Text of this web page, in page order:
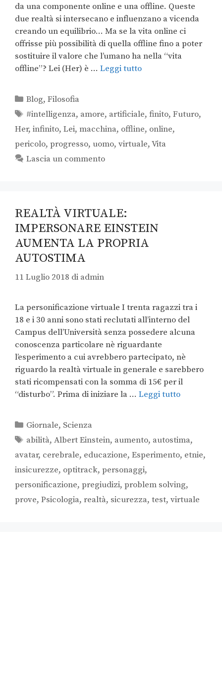
da una componente online e una offline. Queste
due realtà si intersecano e influenzano a vicenda
creando un equilibrio… Ma se la vita online ci
offrisse più possibilità di quella offline fino a poter
sostituire il valore che l’umano ha nella “vita
offline”? Lei (Her) è … Leggi tutto
Blog,Filosofia
#intelligenza, amore, artificiale,finito,Futuro,
Her, infinito, Lei, macchina, offline, online,
pericolo, progresso, uomo, virtuale,Vita
Lascia un commento
REALTÀ VIRTUALE:
IMPERSONARE EINSTEIN
AUMENTA LA PROPRIA
AUTOSTIMA
11 Luglio 2018 di admin
La personificazione virtuale I trenta ragazzi tra i
18 e i 30 anni sono stati reclutati all’interno del
Campus dell’Università senza possedere alcuna
conoscenza particolare nè riguardante
l’esperimento a cui avrebbero partecipato, nè
riguardo la realtà virtuale in generale e sarebbero
stati ricompensati con la somma di 15€ per il
“disturbo”. Prima di iniziare la … Leggi tutto
Giornale, Scienza
abilità,Albert Einstein, aumento, autostima,
avatar, cerebrale, educazione, Esperimento, etnie,
insicurezze, optitrack, personaggi,
personificazione, pregiudizi, problem solving,
prove, Psicologia, realtà, sicurezza, test, virtuale